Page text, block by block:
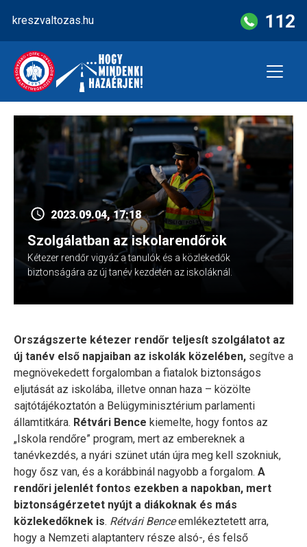
content
kreszvaltozas.hu 112
2023.09.04, 17:18
Szolgálatban az iskolarendőrök
Kétezer rendőr vigyáz a tanulók és a közlekedők
biztonságára az új tanév kezdetén az iskoláknál.
Országszerte kétezer rendőr teljesít szolgálatot az
új tanév első napjaiban az iskolák közelében, segítve a
megnövekedett forgalomban a fiatalok biztonságos
eljutását az iskolába, illetve onnan haza – közölte
sajtótájékoztatón a Belügyminisztérium parlamenti
államtitkára. Rétvári Bence kiemelte, hogy fontos az
„Iskola rendőre” program, mert az embereknek a
tanévkezdés, a nyári szünet után újra meg kell szokniuk,
hogy ősz van, és a korábbinál nagyobb a forgalom. A
rendőri jelenlét fontos ezekben a napokban, mert
biztonságérzetet nyújt a diákoknak és más
közlekedőknek is. Rétvári Benceemlékeztetett arra,
hogy a Nemzeti alaptanterv része alsó-, és felső